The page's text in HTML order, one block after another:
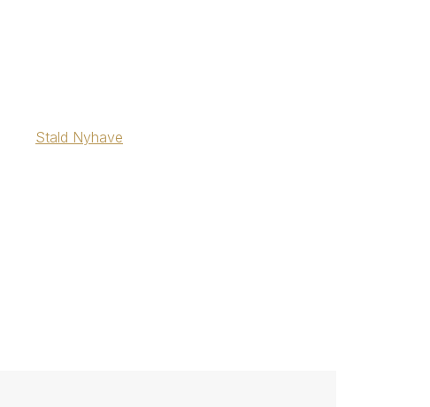
Stald Nyhave